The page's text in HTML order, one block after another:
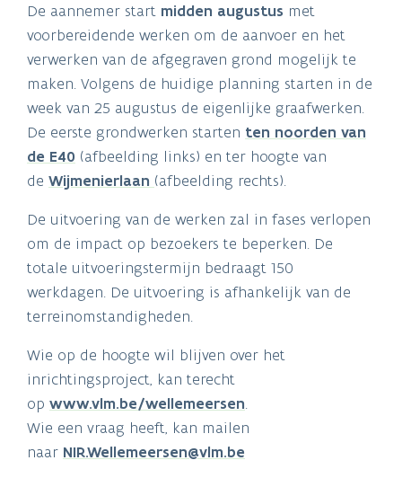
De aannemer start midden augustus met
voorbereidende werken om de aanvoer en het
verwerken van de afgegraven grond mogelijk te
maken. Volgens de huidige planning starten in de
week van 25 augustus de eigenlijke graafwerken.
De eerste grondwerken starten ten noorden van
de E40 (afbeelding links) en ter hoogte van
de Wijmenierlaan (afbeelding rechts).
De uitvoering van de werken zal in fases verlopen
om de impact op bezoekers te beperken. De
totale uitvoeringstermijn bedraagt 150
werkdagen. De uitvoering is afhankelijk van de
terreinomstandigheden.
Wie op de hoogte wil blijven over het
inrichtingsproject, kan terecht
op www.vlm.be/wellemeersen.
Wie een vraag heeft, kan mailen
naar NIR.Wellemeersen@vlm.be